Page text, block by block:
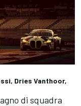
Dries Vanthoor,
di squadra